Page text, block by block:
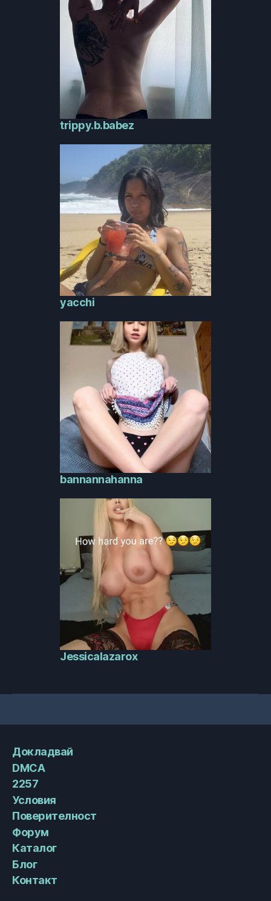
trippy.b.babez
yacchi
bannannahanna
Jessicalazarox
Докладвай
DMCA
2257
Условия
Поверителност
Форум
Каталог
Блог
Контакт